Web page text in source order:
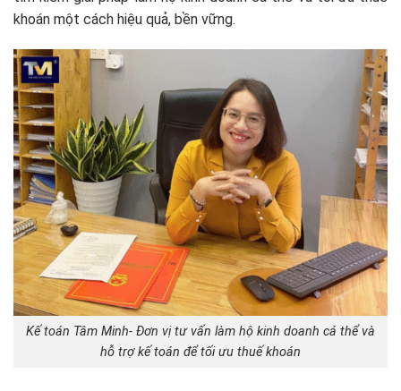
khoán một cách hiệu quả, bền vững.
Kế toán Tâm Minh- Đơn vị tư vấn làm hộ kinh doanh cá thể và
hỗ trợ kế toán để tối ưu thuế khoán